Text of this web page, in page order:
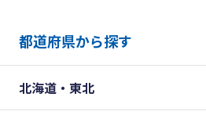
都道府県から探す
北海道・東北